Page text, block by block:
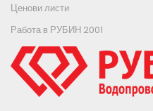
Ценови листи
Работа в РУБИН 2001